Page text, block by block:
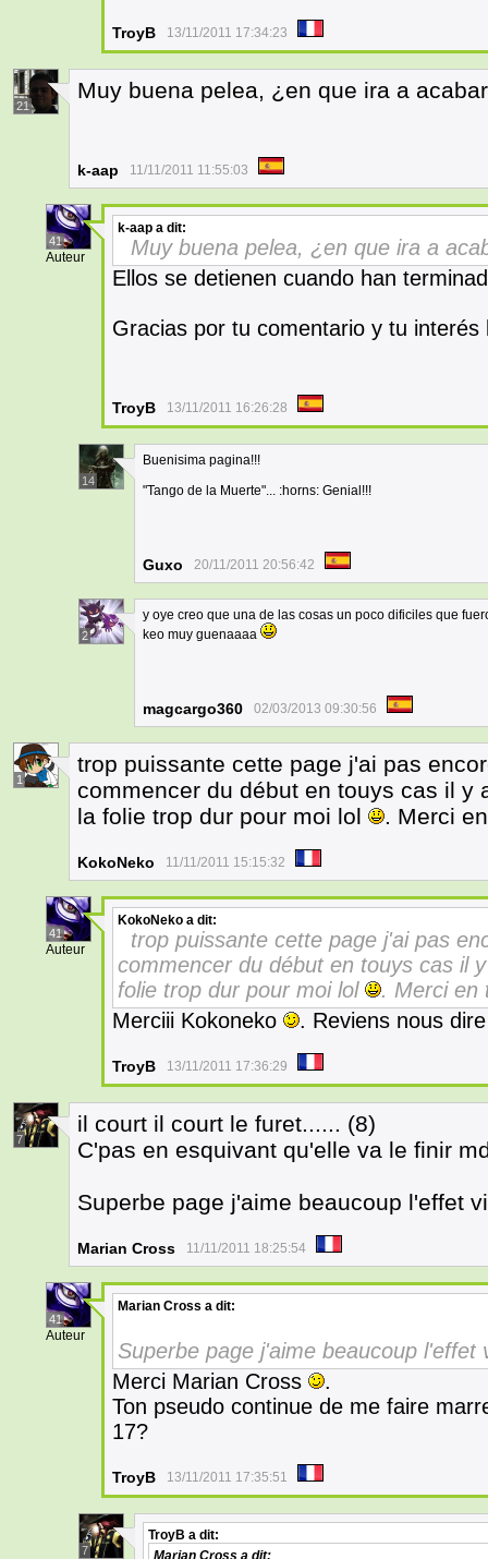
TroyB 13/11/2011 17:34:23
21
Muy buena pelea, ¿en que ira a
k-aap 11/11/2011 11:55:03
41
Auteur
k-aap a dit:
Muy buena pelea, ¿en que ira a
Ellos se detienen cuando han
Gracias por tu comentario y tu interés
TroyB 13/11/2011 16:26:28
14
Buenisima pagina!!!
"Tango de la Muerte"... :horns: Genial!!!
Guxo 20/11/2011 20:56:42
2
y oye creo que una de las cosas un poco dificiles que
keo muy guenaaaa
magcargo360 02/03/2013 09:30:56
1
trop puissante cette page j'ai pas
commencer du début en touys cas il y
la folie trop dur pour moi lol
. Merci
KokoNeko 11/11/2011 15:15:32
41
Auteur
KokoNeko a dit:
trop puissante cette page j'ai pas
commencer du début en touys cas il
folie trop dur pour moi lol
. Merci en
Merciii Kokoneko
. Reviens nous
TroyB 13/11/2011 17:36:29
7
il court il court le furet...... (8)
C'pas en esquivant qu'elle va le finir
Superbe page j'aime beaucoup l'effet
Marian Cross 11/11/2011 18:25:54
41
Auteur
Marian Cross a dit:
Superbe page j'aime beaucoup
Merci Marian Cross
.
Ton pseudo continue de me faire
17?
TroyB 13/11/2011 17:35:51
7
TroyB a dit:
Marian Cross a dit: